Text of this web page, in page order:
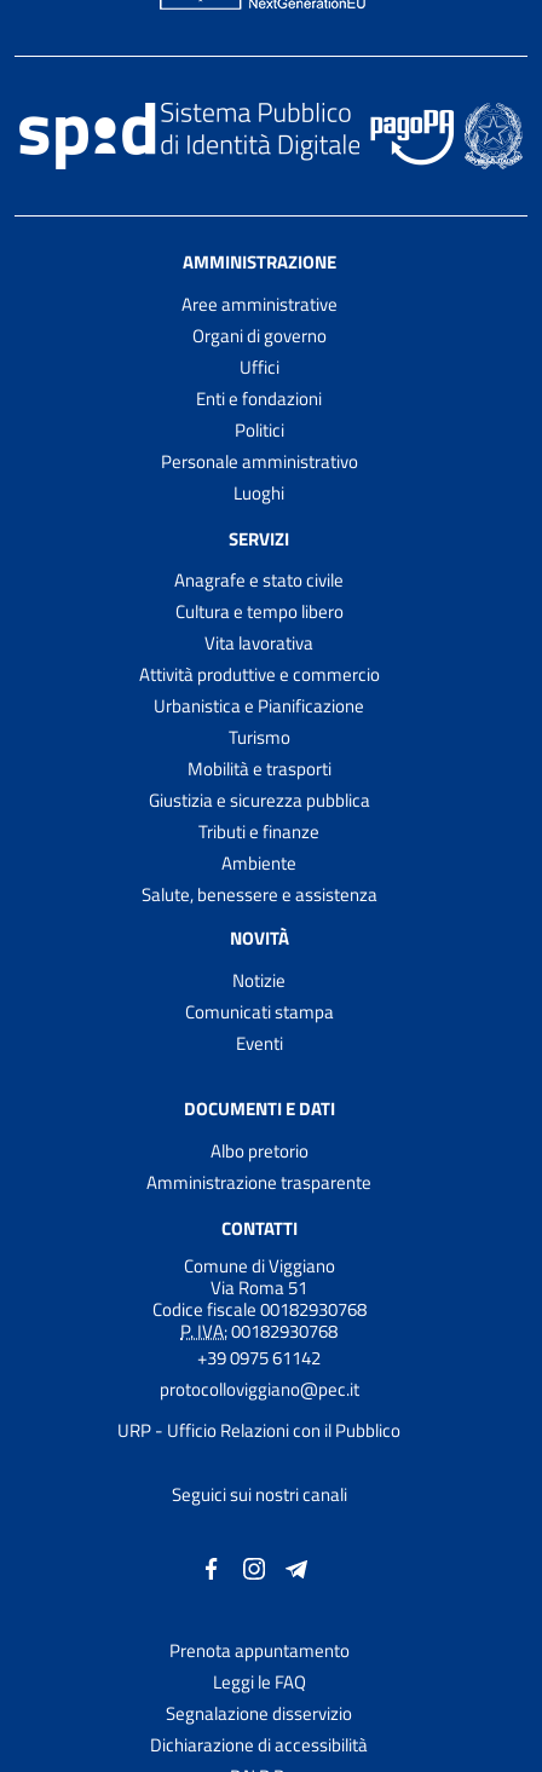
AMMINISTRAZIONE
Aree amministrative
Organi di governo
Uffici
Enti e fondazioni
Politici
Personale amministrativo
Luoghi
SERVIZI
Anagrafe e stato civile
Cultura e tempo libero
Vita lavorativa
Attività produttive e commercio
Urbanistica e Pianificazione
Turismo
Mobilità e trasporti
Giustizia e sicurezza pubblica
Tributi e finanze
Ambiente
Salute, benessere e assistenza
NOVITÀ
Notizie
Comunicati stampa
Eventi
DOCUMENTI E DATI
Albo pretorio
Amministrazione trasparente
CONTATTI
Comune di Viggiano
Via Roma 51
Codice fiscale 00182930768
P. IVA:00182930768
+39 0975 61142
protocolloviggiano@pec.it
URP - Ufficio Relazioni con il Pubblico
Seguici sui nostri canali
Prenota appuntamento
Leggi le FAQ
Segnalazione disservizio
Dichiarazione di accessibilità